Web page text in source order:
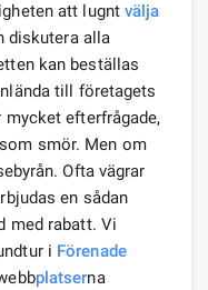
att lugntvälja
diskutera alla
kan beställas
till företagets
efterfrågade,
smör. Men om
Ofta vägrar
en sådan
med rabatt. Vi
i Förenade
platserna